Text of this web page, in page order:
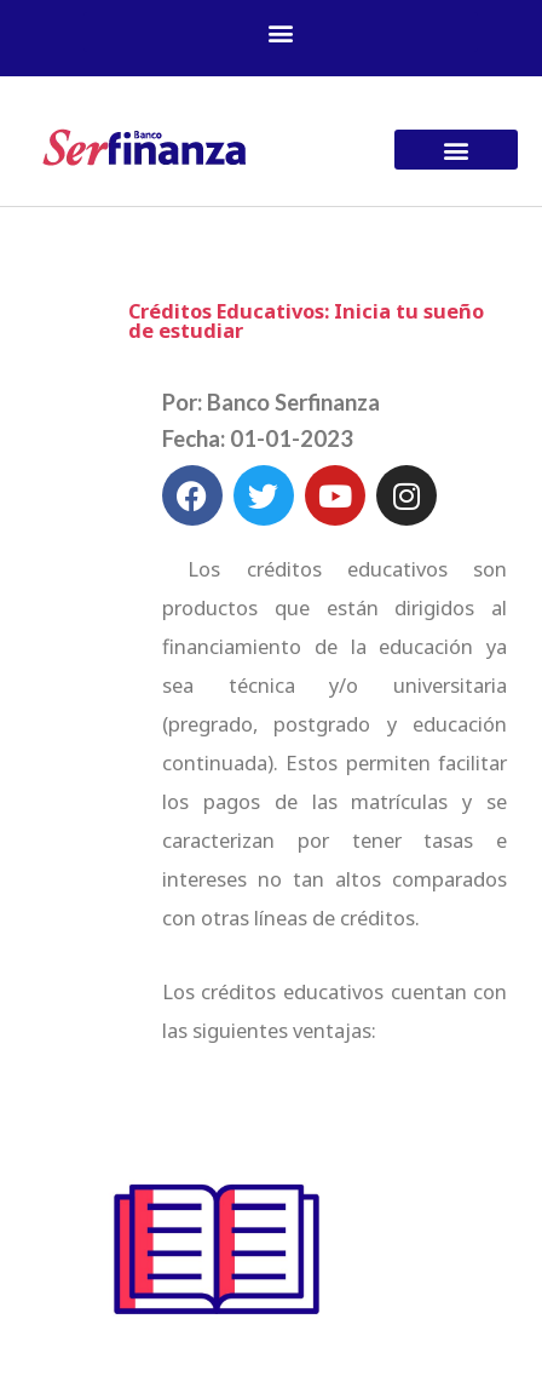
Créditos Educativos: Inicia tu sueño
de estudiar
Por: Banco Serfinanza
Fecha: 01-01-2023
F
c
e
b
o
o
k
T
i
t
e
r
Y
u
t
u
b
e
I
s
t
a
g
r
a
m
Los créditos educativos son
productos que están dirigidos al
financiamiento de la educación ya
sea técnica y/o universitaria
(pregrado, postgrado y educación
continuada). Estos permiten facilitar
los pagos de las matrículas y se
caracterizan por tener tasas e
intereses no tan altos comparados
con otras líneas de créditos.
Los créditos educativos cuentan con
las siguientes ventajas: